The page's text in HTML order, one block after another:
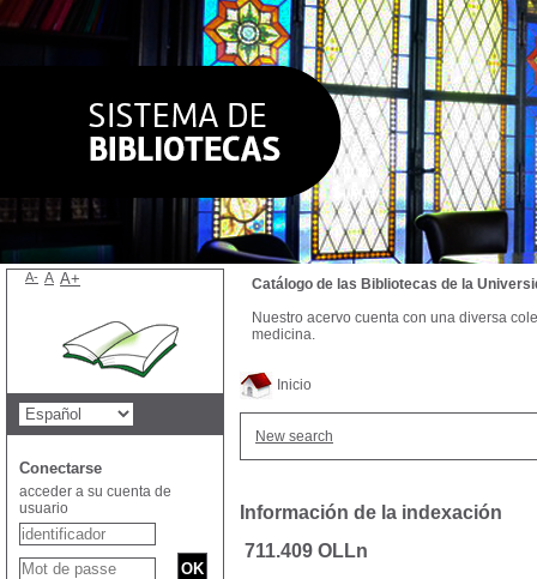
Inicio
New search
Información de la indexación
711.409 OLLn
Catálogo de las Bibliotecas de la
Nuestro acervo cuenta con una diversa
medicina.
A- A A+
Conectarse
acceder a su cuenta de
usuario